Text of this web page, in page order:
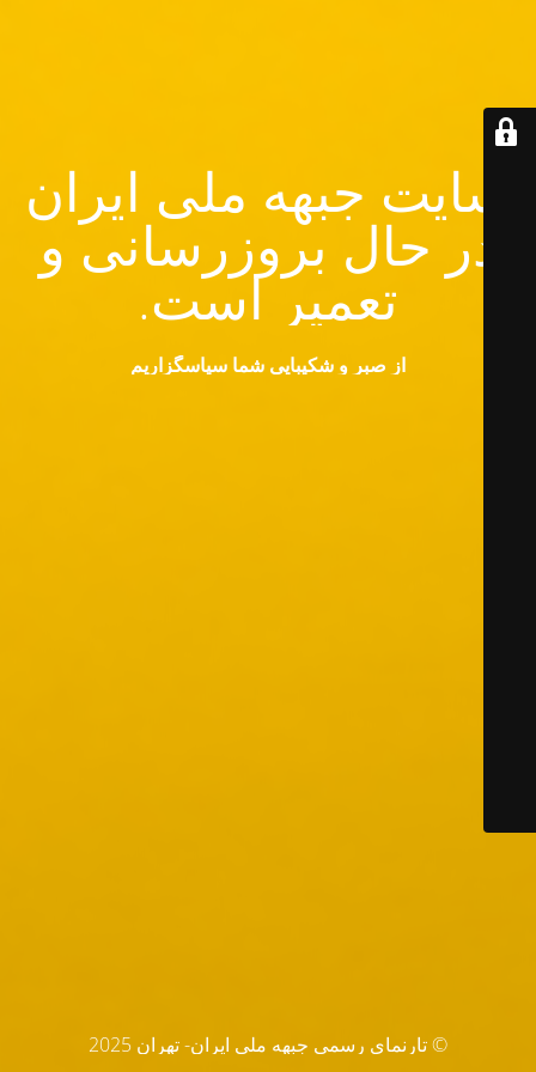
سایت جبهه ملی ایران
در حال بروزرسانی و
تعمیر است.
از صبر و شکیبایی شما سپاسگزاریم
© تارنماي رسمي جبهه ملي ايران- تهران 2025